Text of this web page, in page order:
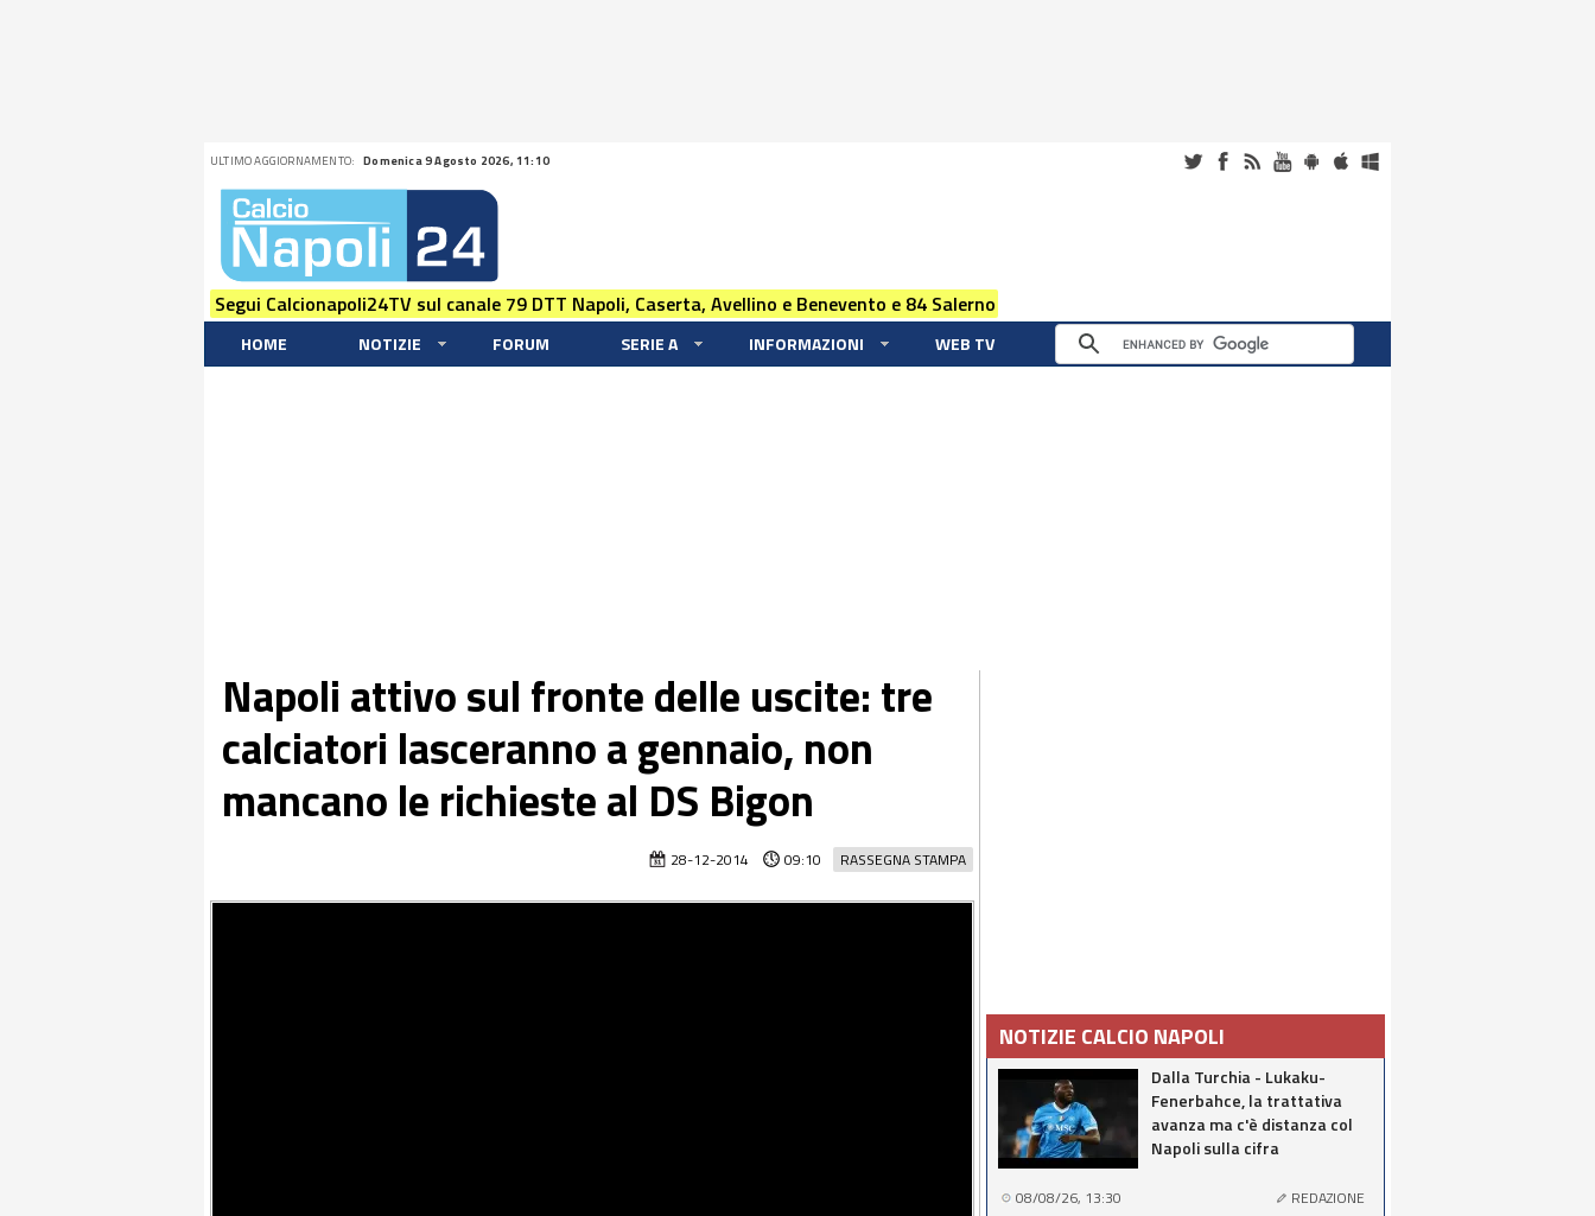
ULTIMO AGGIORNAMENTO: Domenica 9 Agosto 2026, 11:10
Segui Calcionapoli24TV sul canale 79 DTT Napoli, Caserta, Avellino e Benevento e 84 Salerno
HOME NOTIZIE FORUM SERIE A INFORMAZIONI WEB TV
Napoli attivo sul fronte delle uscite: tre
calciatori lasceranno a gennaio, non
mancano le richieste al DS Bigon
RASSEGNA STAMPA
28-12-2014 09:10
NOTIZIE CALCIO NAPOLI
Dalla Turchia - Lukaku-
Fenerbahce, la trattativa
avanza ma c'è distanza col
Napoli sulla cifra
08/08/26, 13:30 REDAZIONE